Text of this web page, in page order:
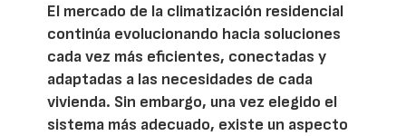
El mercado de la climatización residencial
continúa evolucionando hacia soluciones
cada vez más eficientes, conectadas y
adaptadas a las necesidades de cada
vivienda. Sin embargo, una vez elegido el
sistema más adecuado, existe un aspecto